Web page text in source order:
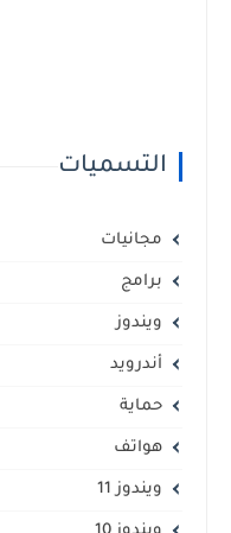
التسميات
مجانيات
برامج
ويندوز
أندرويد
حماية
هواتف
ويندوز 11